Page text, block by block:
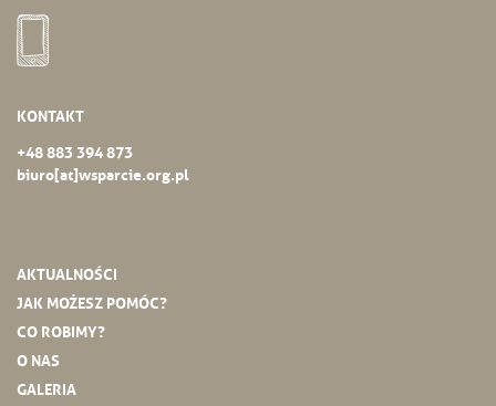
KONTAKT
+48 883 394 873
biuro[at]wsparcie.org.pl
AKTUALNOŚCI
JAK MOŻESZ POMÓC?
CO ROBIMY?
O NAS
GALERIA